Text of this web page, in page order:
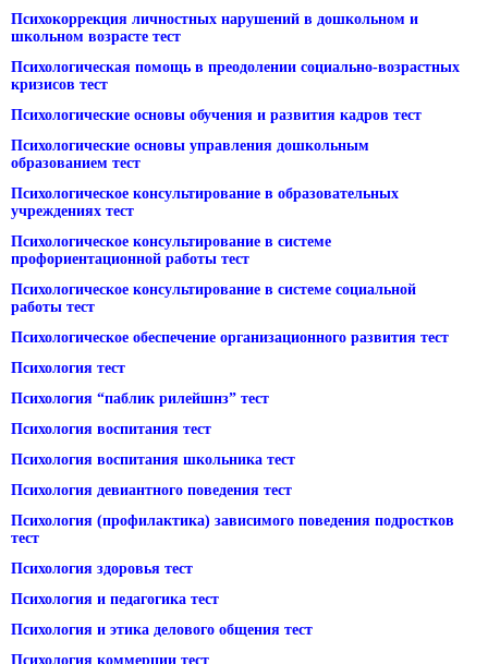
Психокоррекция личностных нарушений в дошкольном и
школьном возрасте тест
Психологическая помощь в преодолении социально-возрастных
кризисов тест
Психологические основы обучения и развития кадров тест
Психологические основы управления дошкольным
образованием тест
Психологическое консультирование в образовательных
учреждениях тест
Психологическое консультирование в системе
профориентационной работы тест
Психологическое консультирование в системе социальной
работы тест
Психологическое обеспечение организационного развития тест
Психология тест
Психология “паблик рилейшнз” тест
Психология воспитания тест
Психология воспитания школьника тест
Психология девиантного поведения тест
Психология (профилактика) зависимого поведения подростков
тест
Психология здоровья тест
Психология и педагогика тест
Психология и этика делового общения тест
Психология коммерции тест